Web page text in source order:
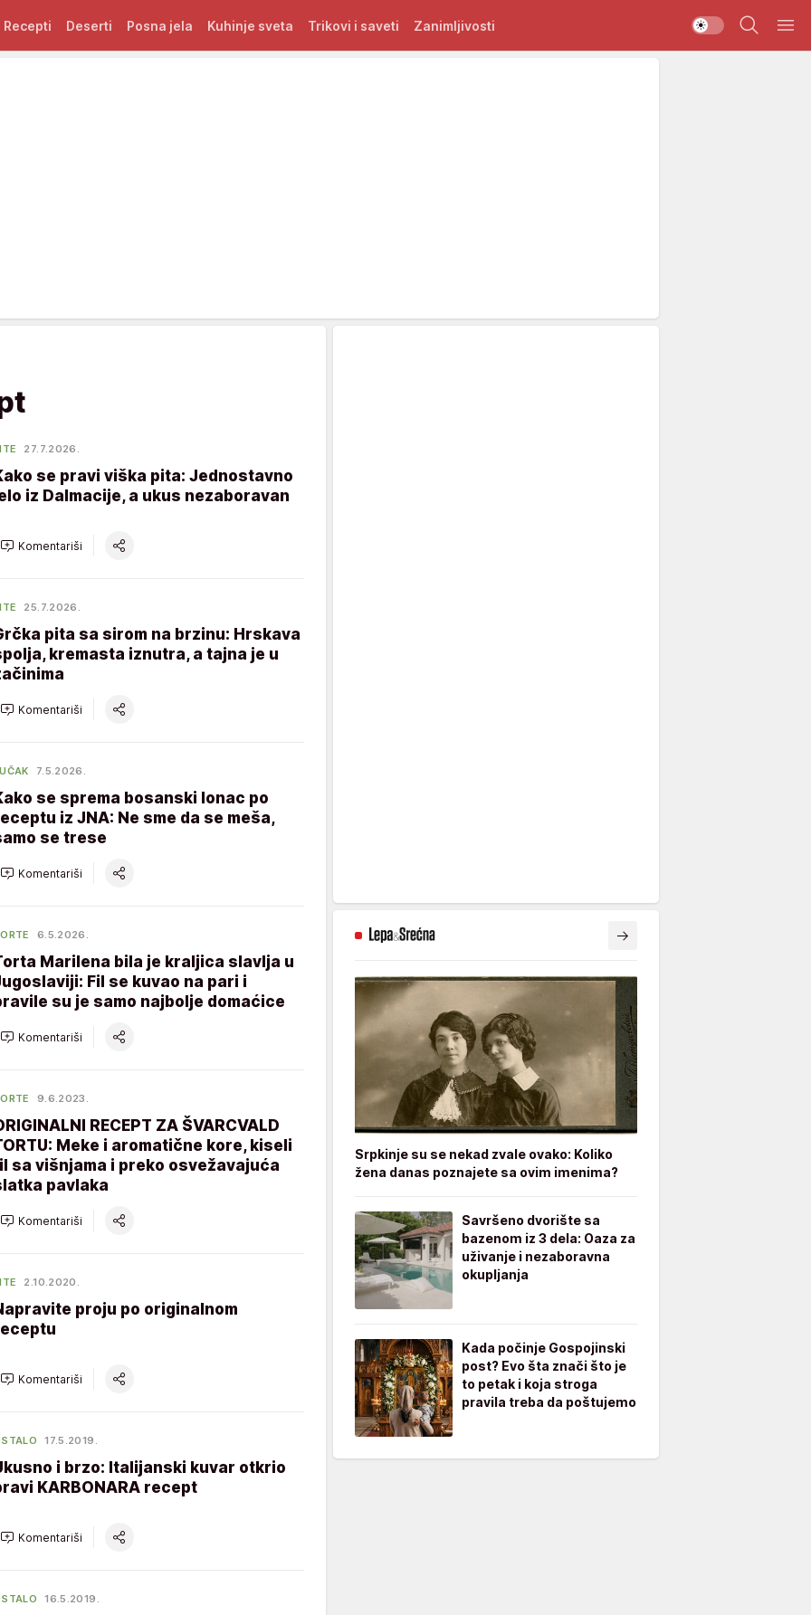
Recepti Deserti Posna jela Kuhinje sveta Trikovi i saveti Zanimljivosti
27.7.2026.
se pravi viška pita: Jednostavno
iz Dalmacije, a ukus nezaboravan
Komentariši
25.7.2026.
pita sa sirom na brzinu: Hrskava
kremasta iznutra, a tajna je u
Komentariši
7.5.2026.
se sprema bosanski lonac po
iz JNA: Ne sme da se meša,
se trese
Komentariši
6.5.2026.
Marilena bila je kraljica slavlja u
Fil se kuvao na pari i
su je samo najbolje domaćice
Komentariši
9.6.2023.
RECEPT ZA ŠVARCVALD
Meke i aromatične kore, kiseli
sa višnjama i preko osvežavajuća
pavlaka
Komentariši
2.10.2020.
proju po originalnom
Komentariši
17.5.2019.
i brzo: Italijanski kuvar otkrio
KARBONARA recept
Komentariši
16.5.2019.
Srpkinje su se nekad zvale ovako: Koliko
žena danas poznajete sa ovim imenima?
Savršeno dvorište sa
bazenom iz 3 dela: Oaza za
uživanje i nezaboravna
okupljanja
Kada počinje Gospojinski
post? Evo šta znači što je
to petak i koja stroga
pravila treba da poštujemo